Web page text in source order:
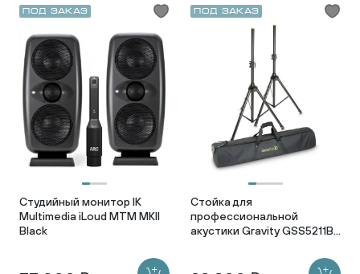
Под заказ
Студийный монитор IK
Multimedia iLoud MTM MKII
Black
Под заказ
Стойка для
профессиональной
акустики Gravity GSS5211B